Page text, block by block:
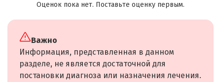
Оценок пока нет. Поставьте оценку первым.
Важно
Информация, представленная в данном
разделе, не является достаточной для
постановки диагноза или назначения лечения.